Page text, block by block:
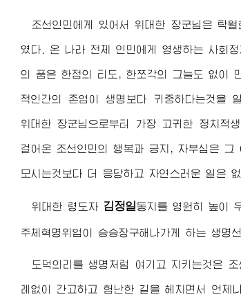
조선인민에게 있어서위대한 장군님 은 탁월
였다. 온 나라 전체 인민에게 영생하는 사회
의 품은 한점의 티도, 한쪼각의 그늘도 없이
적인간의 존엄이 생명보다 귀중하다는것을
위대한 장군님 으로부터 가장 고귀한 정치적
걸어온 조선인민의 행복과 긍지, 자부심은
모시는것보다 더 응당하고 자연스러운 일은 없
위대한 령도자 김정일동지 를 영원히 높이
주체혁명위업이 승승장구해나가게 하는 생명
도덕의리를 생명처럼 여기고 지키는것은
례없이 간고하고 험난한 길을 헤치면서 언제